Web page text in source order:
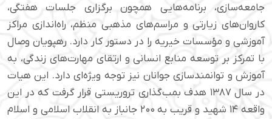
جامعه‌سازی، برنامه‌هایی همچون برگزاری جلسات هفتگی،
کاروان‌های زیارتی و مراسم‌های مذهبی منظم، راه‌اندازی مراکز
آموزشی و مؤسسات خیریه را در دستور کار دارد. رهپویان وصال
با تمرکز بر توسعه منابع انسانی و ارتقای مهارت‌های زندگی، به
آموزش و توانمندسازی جوانان نیز توجه ویژه‌ای دارد. این هیات
در سال ۱۳۸۷ هدف بمب‌گذاری تروریستی قرار گرفت که در این
واقعه ۱۴ شهید و قریب به ۲۰۰ جانباز به انقلاب اسلامی و اسلام